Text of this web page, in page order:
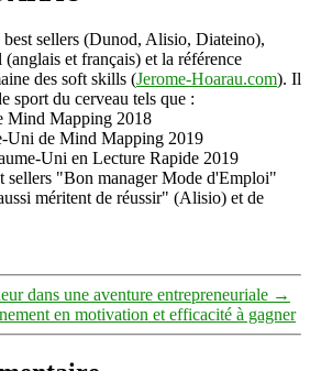
best sellers (Dunod, Alisio, Diateino),
et français) et la référence
des soft skills (Jerome-Hoarau.com). Il
sport du cerveau tels que :
Mind Mapping 2018
Uni de Mind Mapping 2019
Uni en Lecture Rapide 2019
sellers "Bon manager Mode d'Emploi"
méritent de réussir" (Alisio) et de
dans une aventure entrepreneuriale →
en motivation et efficacité à gagner